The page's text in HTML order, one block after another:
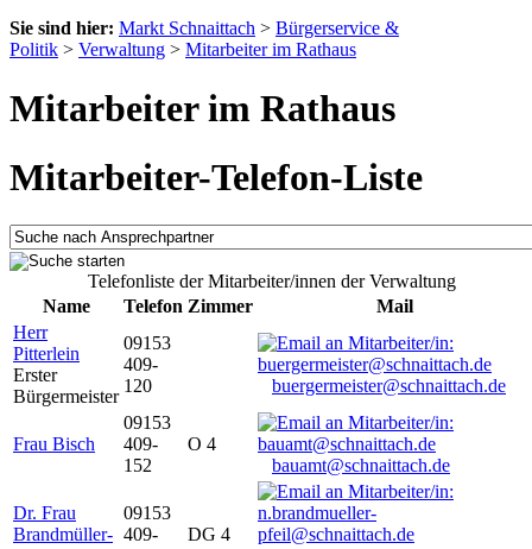
Sie sind hier: Markt Schnaittach > Bürgerservice &
Politik > Verwaltung > Mitarbeiter im Rathaus
Mitarbeiter im Rathaus
Mitarbeiter-Telefon-Liste
Telefonliste der Mitarbeiter/innen der Verwaltung
Name
Telefon Zimmer
Mail
Herr
Pitterlein
Erster
Bürgermeister
09153
409-
120
buergermeister@schnaittach.de
Frau Bisch
09153
409-
152
O 4
bauamt@schnaittach.de
Dr. Frau
Brandmüller-
09153
409-
DG 4